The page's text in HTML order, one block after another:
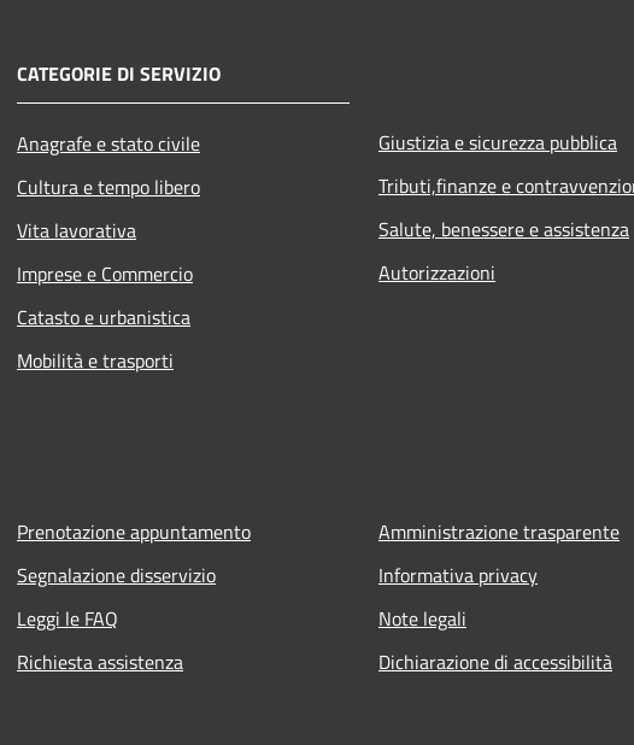
CATEGORIE DI SERVIZIO
Anagrafe e stato civile
Cultura e tempo libero
Vita lavorativa
Imprese e Commercio
Catasto e urbanistica
Mobilità e trasporti
Giustizia e sicurezza pubblica
Tributi,finanze e
Salute, benessere e assistenza
Autorizzazioni
Prenotazione appuntamento
Segnalazione disservizio
Leggi le FAQ
Richiesta assistenza
Amministrazione trasparente
Informativa privacy
Note legali
Dichiarazione di accessibilità